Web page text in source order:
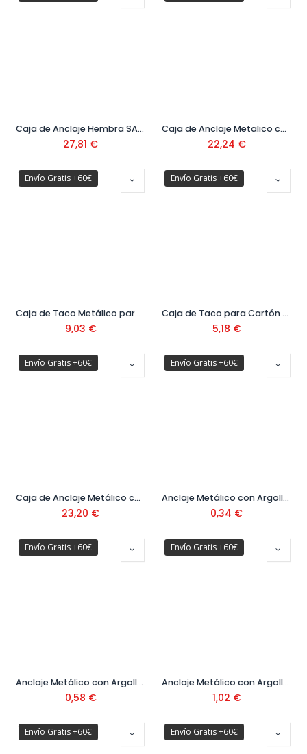
Caja de Anclaje Hembra SAP M16 x 65 mm Ref. 98SAP
27,81 €
Caja de Anclaje Metalico con Argolla Abierta 12x70 mm 25 ud
22,24 €
Envío Gratis +60€
Caja de Taco Metálico para Hueco Ref: 9632HRM25
9,03 €
Envío Gratis +60€
Caja de Taco para Cartón Yeso 6mm
5,18 €
Envío Gratis +60€
Caja de Anclaje Metálico con Tornillo Hexagonal Ø12 50 ud
23,20 €
Envío Gratis +60€
Anclaje Metálico con Argolla Abierta 8 x 45 mm
0,34 €
Envío Gratis +60€
Anclaje Metálico con Argolla Abierta 10 x 60 mm
0,58 €
Envío Gratis +60€
Anclaje Metálico con Argolla Abierta 12 x 70 mm
1,02 €
Envío Gratis +60€ Envío Gratis +60€